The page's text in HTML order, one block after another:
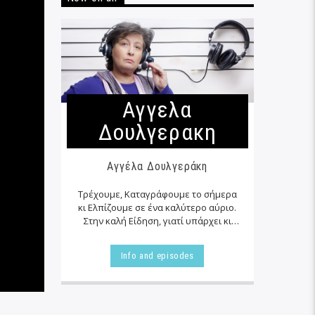
Αγγελα
Δουλγερακη
Αγγέλα Δουλγεράκη
Τρέχουμε, Καταγράφουμε το σήμερα
κι Ελπίζουμε σε ένα καλύτερο αύριο.
Στην καλή Είδηση, γιατί υπάρχει κι
καθημερινότητας μας, τις
περισσότερες φορές…
Info and episodes